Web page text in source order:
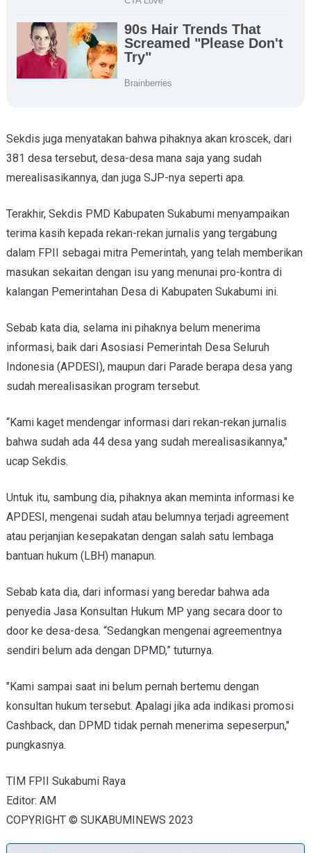
Sekdis juga menyatakan bahwa pihaknya akan kroscek, dari
381 desa tersebut, desa-desa mana saja yang sudah
merealisasikannya, dan juga SJP-nya seperti apa.
Terakhir, Sekdis PMD Kabupaten Sukabumi menyampaikan
terima kasih kepada rekan-rekan jurnalis yang tergabung
dalam FPII sebagai mitra Pemerintah, yang telah memberikan
masukan sekaitan dengan isu yang menunai pro-kontra di
kalangan Pemerintahan Desa di Kabupaten Sukabumi ini.
Sebab kata dia, selama ini pihaknya belum menerima
informasi, baik dari Asosiasi Pemerintah Desa Seluruh
Indonesia (APDESI), maupun dari Parade berapa desa yang
sudah merealisasikan program tersebut.
“Kami kaget mendengar informasi dari rekan-rekan jurnalis
bahwa sudah ada 44 desa yang sudah merealisasikannya,"
ucap Sekdis.
Untuk itu, sambung dia, pihaknya akan meminta informasi ke
APDESI, mengenai sudah atau belumnya terjadi agreement
atau perjanjian kesepakatan dengan salah satu lembaga
bantuan hukum (LBH) manapun.
Sebab kata dia, dari informasi yang beredar bahwa ada
penyedia Jasa Konsultan Hukum MP yang secara door to
door ke desa-desa. “Sedangkan mengenai agreementnya
sendiri belum ada dengan DPMD,” tuturnya.
"Kami sampai saat ini belum pernah bertemu dengan
konsultan hukum tersebut. Apalagi jika ada indikasi promosi
Cashback, dan DPMD tidak pernah menerima sepeserpun,"
pungkasnya.
TIM FPII Sukabumi Raya
Editor: AM
COPYRIGHT © SUKABUMINEWS 2023